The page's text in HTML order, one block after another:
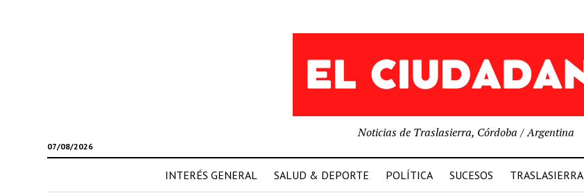
07/08/2026
Noticias de Traslasierra, Córdoba / Argentina
INTERÉS GENERAL SALUD & DEPORTE POLÍTICA SUCESOS TRASLASIERRA